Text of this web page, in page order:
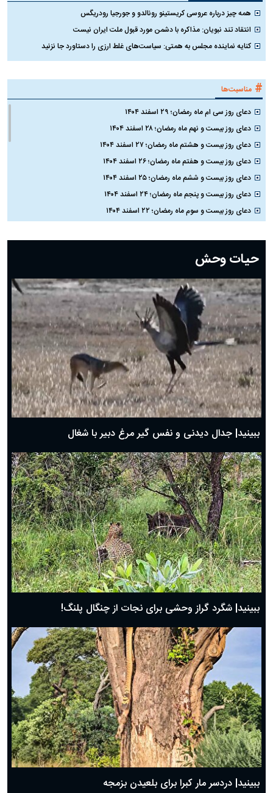
همه چیز درباره عروسی کریستینو رونالدو و جورجیا رودریگس
انتقاد تند نبویان: مذاکره با دشمن مورد قبول ملت ایران نیست
کنایه نماینده مجلس به همتی: سیاست‌های غلط ارزی را دستاورد جا نزنید
# مناسبت‌ها
دعای روز سی ام ماه رمضان؛ ۲۹ اسفند ۱۴۰۴
دعای روز بیست و نهم ماه رمضان؛ ۲۸ اسفند ۱۴۰۴
دعای روز بیست و هشتم ماه رمضان؛ ۲۷ اسفند ۱۴۰۴
دعای روز بیست و هفتم ماه رمضان؛ ۲۶ اسفند ۱۴۰۴
دعای روز بیست و ششم ماه رمضان؛ ۲۵ اسفند ۱۴۰۴
دعای روز بیست و پنجم ماه رمضان؛ ۲۴ اسفند ۱۴۰۴
دعای روز بیست و سوم ماه رمضان؛ ۲۲ اسفند ۱۴۰۴
دعای روز بیستم ماه رمضان؛ ۱۹ اسفند ۱۴۰۴
دعای روز هشتم ماه مبارک رمضان؛ ۷ اسفند ماه ۱۴۰۴
دعای روز هفتم ماه رمضان؛ ۶ اسفند ۱۴۰۴
دعای روز ششم ماه رمضان؛ ۵ اسفند ۱۴۰۴
دعای روز پنجم ماه رمضان؛ ۴ اسفند ۱۴۰۴
دعای روز چهارم ماه مبارک رمضان؛ ۳ اسفند ۱۴۰۴
دعای روز سوم ماه مبارک رمضان؛ ۱۴ اسفند ۱۴۰۴
دعای روز دوم ماه مبارک رمضان ۱ اسفند ماه ۱۴۰۴
دعای روز اول ماه مبارک رمضان، ۳۰ بهمن ۱۴۰۴
حضرت زینب(س) چگونه از دنیا رفت؟
بهترین پیامک تبریک روز پدر ۱۴۰۴؛ جملات زیبا و صمیمانه
حیات وحش
ببینید| جدال دیدنی و نفس گیر مرغ دبیر با شغال
ببینید| شگرد گراز وحشی برای نجات از چنگال پلنگ!
ببینید| دردسر مار کبرا برای بلعیدن بزمجه